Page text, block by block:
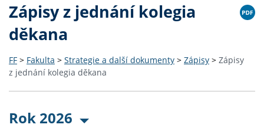
Zápisy z jednání kolegia
děkana
FF > Fakulta > Strategie a další dokumenty > Zápisy > Zápisy
z jednání kolegia děkana
Rok 2026